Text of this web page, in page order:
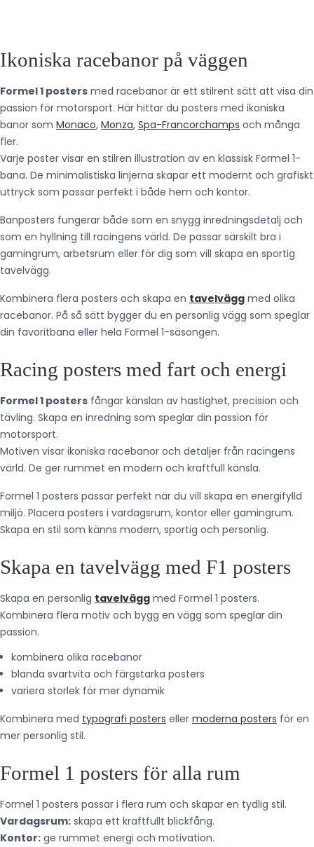
Ikoniska racebanor på väggen
Formel 1 posters med racebanor är ett stilrent sätt att visa din
passion för motorsport. Här hittar du posters med ikoniska
banor som Monaco, Monza, Spa-Francorchamps och många
fler.
Varje poster visar en stilren illustration av en klassisk Formel 1-
bana. De minimalistiska linjerna skapar ett modernt och grafiskt
uttryck som passar perfekt i både hem och kontor.
Banposters fungerar både som en snygg inredningsdetalj och
som en hyllning till racingens värld. De passar särskilt bra i
gamingrum, arbetsrum eller för dig som vill skapa en sportig
tavelvägg.
Kombinera flera posters och skapa en tavelvägg med olika
racebanor. På så sätt bygger du en personlig vägg som speglar
din favoritbana eller hela Formel 1-säsongen.
Racing posters med fart och energi
Formel 1 posters fångar känslan av hastighet, precision och
tävling. Skapa en inredning som speglar din passion för
motorsport.
Motiven visar ikoniska racebanor och detaljer från racingens
värld. De ger rummet en modern och kraftfull känsla.
Formel 1 posters passar perfekt när du vill skapa en energifylld
miljö. Placera posters i vardagsrum, kontor eller gamingrum.
Skapa en stil som känns modern, sportig och personlig.
Skapa en tavelvägg med F1 posters
Skapa en personlig tavelvägg med Formel 1 posters.
Kombinera flera motiv och bygg en vägg som speglar din
passion.
kombinera olika racebanor
blanda svartvita och färgstarka posters
variera storlek för mer dynamik
Kombinera med typografi posters eller moderna posters för en
mer personlig stil.
Formel 1 posters för alla rum
Formel 1 posters passar i flera rum och skapar en tydlig stil.
Vardagsrum: skapa ett kraftfullt blickfång.
Kontor: ge rummet energi och motivation.